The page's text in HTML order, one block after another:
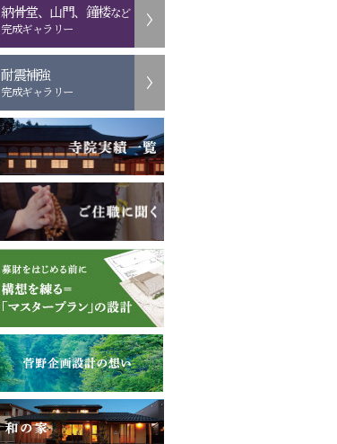
納骨堂、山門、鐘楼など
完成ギャラリー
耐震補強
完成ギャラリー